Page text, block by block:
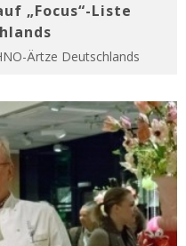
„Focus“-Liste
Ärtze Deutschlands